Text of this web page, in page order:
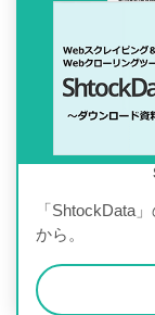
「ShtockData
から。